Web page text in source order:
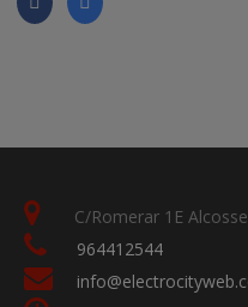
C/Romerar 1E
964412544